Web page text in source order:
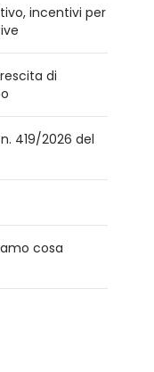
incentivi per
di
419/2026 del
cosa